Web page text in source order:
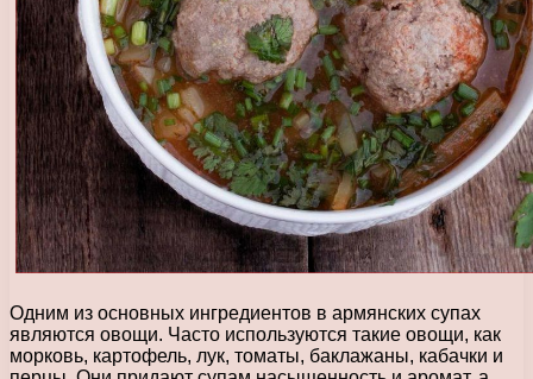
Одним из основных ингредиентов в армянских супах
являются овощи. Часто используются такие овощи, как
морковь, картофель, лук, томаты, баклажаны, кабачки и